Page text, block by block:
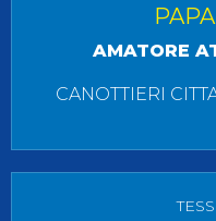
AMATORE
CANOTTIERI